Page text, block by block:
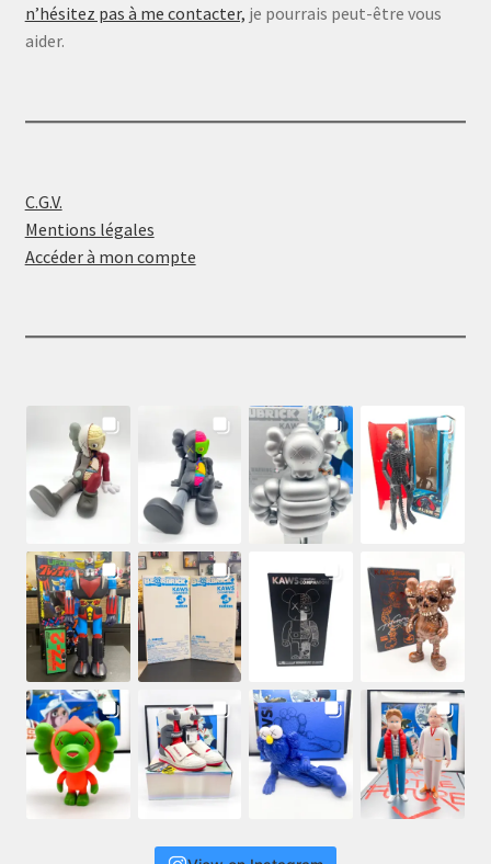
n’hésitez pas à me contacter, je pourrais peut-être vous
aider.
C.G.V.
Mentions légales
Accéder à mon compte